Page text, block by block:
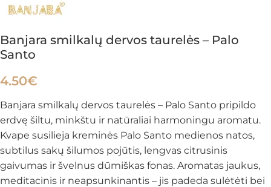
Banjara smilkalų dervos taurelės – Palo
Santo
4.50€
Banjara smilkalų dervos taurelės – Palo Santo pripildo
erdvę šiltu, minkštu ir natūraliai harmoningu aromatu.
Kvape susilieja kreminės Palo Santo medienos natos,
subtilus sakų šilumos pojūtis, lengvas citrusinis
gaivumas ir švelnus dūmiškas fonas. Aromatas jaukus,
meditacinis ir neapsunkinantis – jis padeda sulėtėti bei